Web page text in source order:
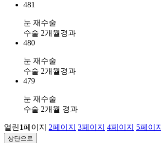
481
눈 재수술
수술 2개월경과
480
눈 재수술
수술 2개월경과
479
눈 재수술
수술 2개월 경과
열린1페이지 2페이지 3페이지 4페이지 5페이지
상단으로